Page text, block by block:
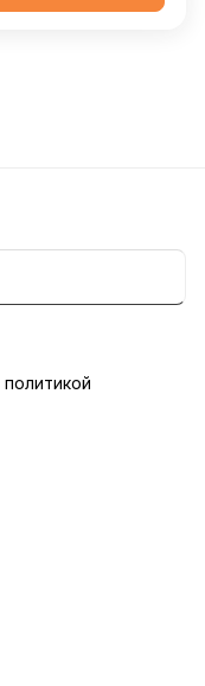
политикой